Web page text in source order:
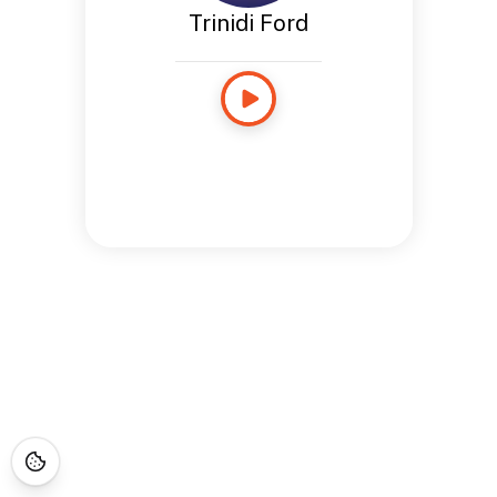
Trinidi Ford